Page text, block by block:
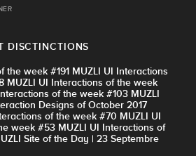
DISCTINCTIONS
the week #191 MUZLI UI Interactions
MUZLI UI Interactions of the week
of the week #103 MUZLI
Designs of October 2017
of the week #70 MUZLI UI
week #53 MUZLI UI Interactions of
Site of the Day | 23 Septembre